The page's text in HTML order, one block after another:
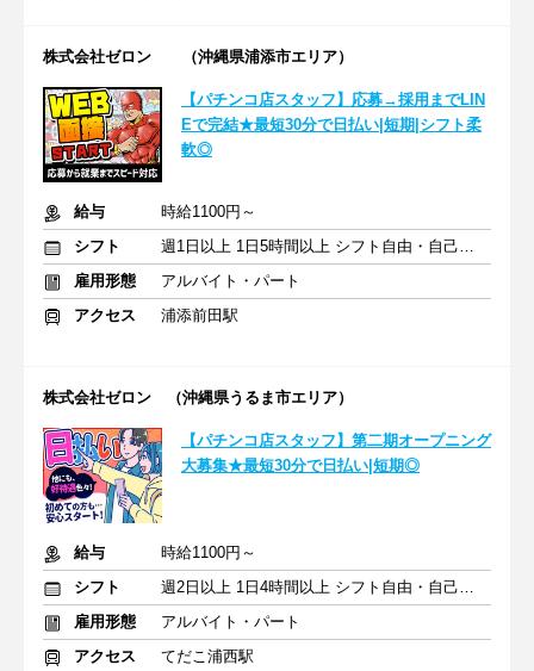
株式会社ゼロン （沖縄県浦添市エリア）
【パチンコ店スタッフ】応募→採用までLIN
Eで完結★最短30分で日払い|短期|シフト柔
軟◎
給与
時給1100円～
シフト
週1日以上 1日5時間以上 シフト自由・自己申告
雇用形態
アルバイト・パート
アクセス
浦添前田駅
株式会社ゼロン （沖縄県うるま市エリア）
【パチンコ店スタッフ】第二期オープニング
大募集★最短30分で日払い|短期◎
給与
時給1100円～
シフト
週2日以上 1日4時間以上 シフト自由・自己申告
雇用形態
アルバイト・パート
アクセス
てだこ浦西駅